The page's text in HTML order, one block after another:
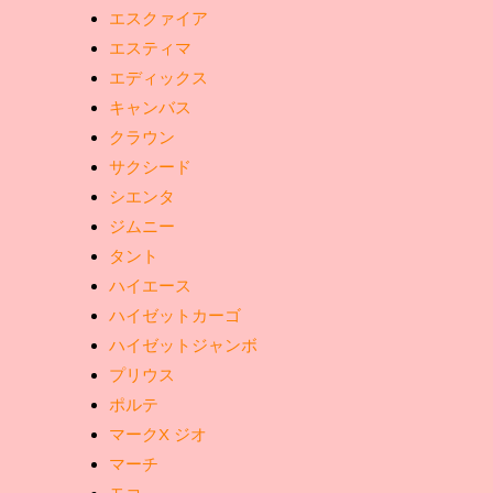
エスクァイア
エスティマ
エディックス
キャンバス
クラウン
サクシード
シエンタ
ジムニー
タント
ハイエース
ハイゼットカーゴ
ハイゼットジャンボ
プリウス
ポルテ
マークX ジオ
マーチ